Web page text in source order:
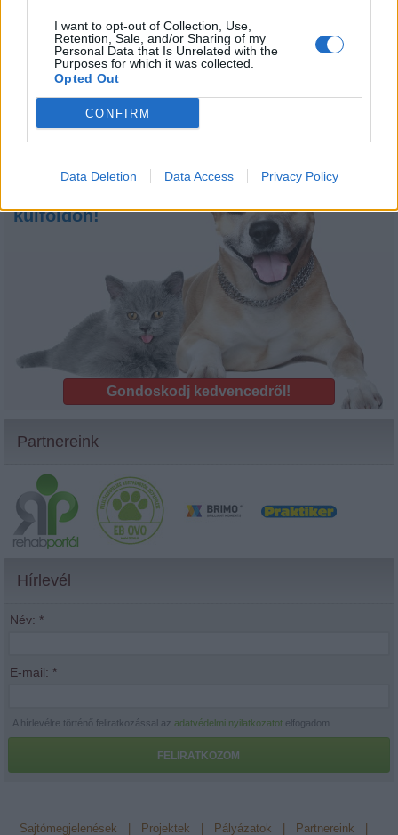
I want to opt-out of Collection, Use,
Retention, Sale, and/or Sharing of my
Personal Data that Is Unrelated with the
Purposes for which it was collected.
Opted Out
CONFIRM
Data Deletion Data Access Privacy Policy
Biztosítás
Kisállat biztosítás
külföldön!
Gondoskodj kedvencedről!
Partnereink
Hírlevél
Név: *
E-mail: *
A hírlevélre történő feliratkozással azadatvédelmi nyilatkozatot elfogadom.
FELIRATKOZOM
Sajtómegjelenések | Projektek | Pályázatok | Partnereink |